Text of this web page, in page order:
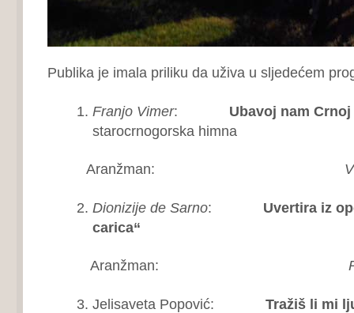
Publika je imala priliku da uživa u sljedećem
Franjo Vimer: Ubavoj nam
starocrnogorska himna
Aranžman:
Dionizije de Sarno: Uvertira iz
carica“
Aranžman:
Jelisaveta Popović: Tražiš li mi